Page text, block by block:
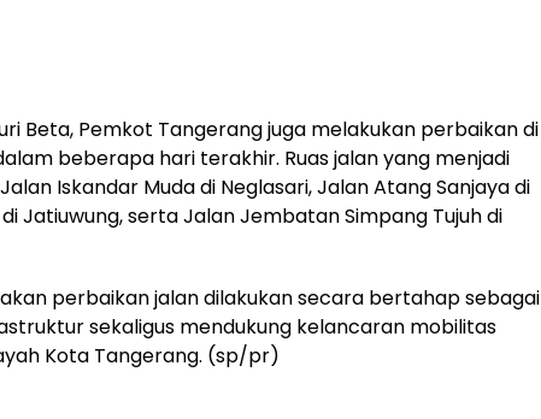
Beta, Pemkot Tangerang juga melakukan perbaikan di
beberapa hari terakhir. Ruas jalan yang menjadi
Iskandar Muda di Neglasari, Jalan Atang Sanjaya di
Jatiuwung, serta Jalan Jembatan Simpang Tujuh di
perbaikan jalan dilakukan secara bertahap sebagai
sekaligus mendukung kelancaran mobilitas
Kota Tangerang. (sp/pr)